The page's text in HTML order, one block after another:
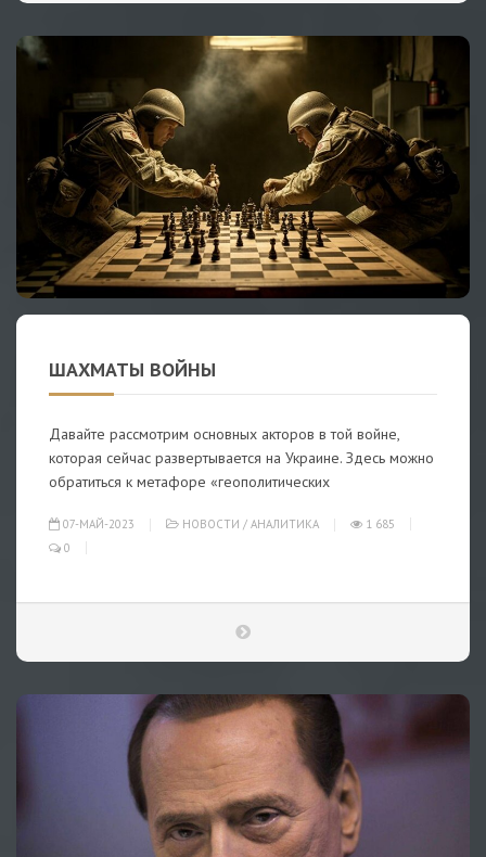
ШАХМАТЫ ВОЙНЫ
Давайте рассмотрим основных акторов в той войне,
которая сейчас развертывается на Украине. Здесь можно
обратиться к метафоре «геополитических
07-МАЙ-2023 НОВОСТИ / АНАЛИТИКА
1 685
0